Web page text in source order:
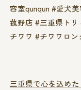
容室qunqun #愛犬
菰野店 #三重県ト
チワワ #チワワロ
三重県で心を込め